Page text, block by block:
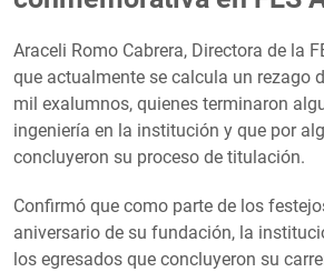
Araceli Romo Cabrera, Directora de la
que actualmente se calcula un rezago
mil exalumnos, quienes terminaron
ingeniería en la institución y que por
concluyeron su proceso de titulación.
Confirmó que como parte de los
aniversario de su fundación, la
los egresados que concluyeron su